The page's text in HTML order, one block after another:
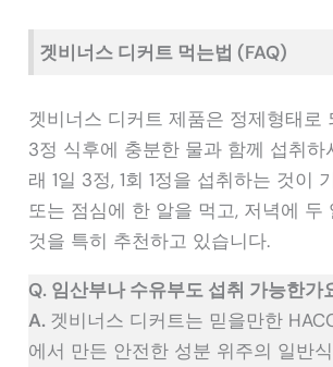
겟비너스 디커트 먹는법 (FAQ)
겟비너스 디커트 제품은 정제형태로
3정 식후에 충분한 물과 함께 섭취하
래 1일 3정, 1회 1정을 섭취하는 것이
또는 점심에 한 알을 먹고, 저녁에 두
것을 특히 추천하고 있습니다.
Q. 임산부나 수유부도 섭취 가능한가
A. 겟비너스 디커트는 믿을만한
에서 만든 안전한 성분 위주의 일반